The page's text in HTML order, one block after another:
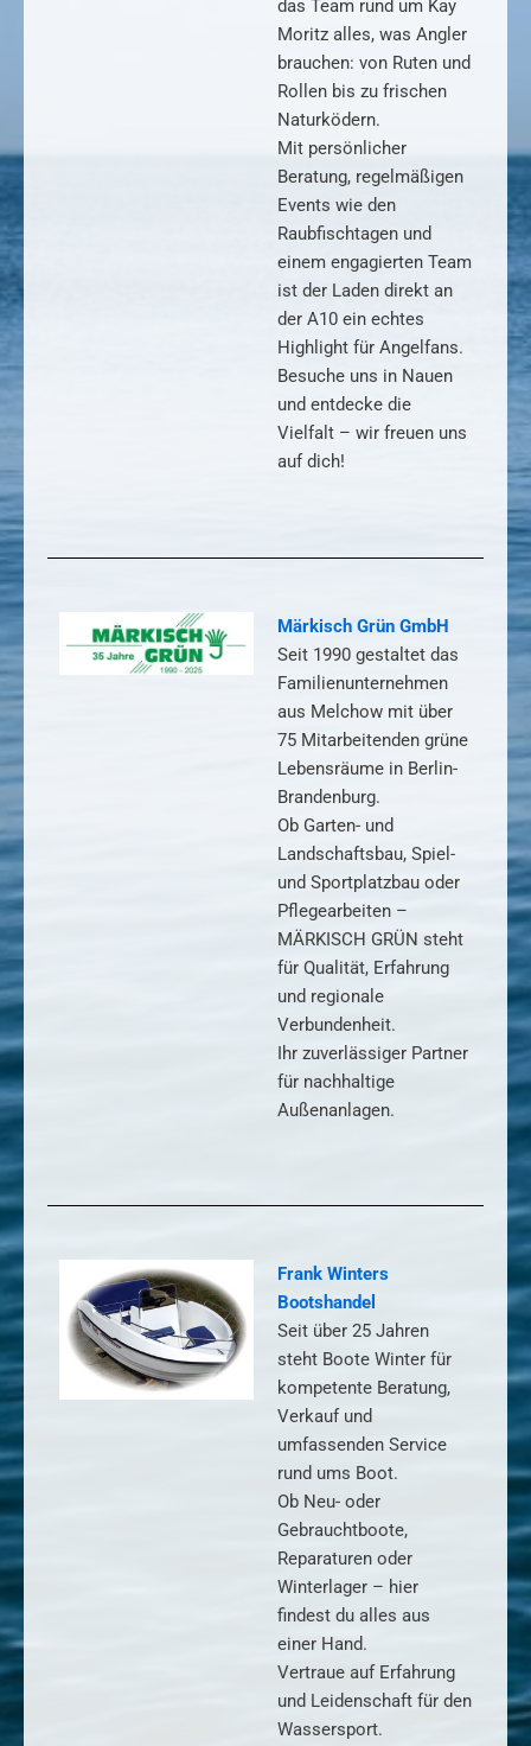
das Team rund um Kay
Moritz alles, was Angler
brauchen: von Ruten und
Rollen bis zu frischen
Naturködern.
Mit persönlicher
Beratung, regelmäßigen
Events wie den
Raubfischtagen und
einem engagierten Team
ist der Laden direkt an
der A10 ein echtes
Highlight für Angelfans.
Besuche uns in Nauen
und entdecke die
Vielfalt – wir freuen uns
auf dich!
Märkisch Grün GmbH
Seit 1990 gestaltet das
Familienunternehmen
aus Melchow mit über
75 Mitarbeitenden grüne
Lebensräume in Berlin-
Brandenburg.
Ob Garten- und
Landschaftsbau, Spiel-
und Sportplatzbau oder
Pflegearbeiten –
MÄRKISCH GRÜN steht
für Qualität, Erfahrung
und regionale
Verbundenheit.
Ihr zuverlässiger Partner
für nachhaltige
Außenanlagen.
Frank Winters
Bootshandel
Seit über 25 Jahren
steht Boote Winter für
kompetente Beratung,
Verkauf und
umfassenden Service
rund ums Boot.
Ob Neu- oder
Gebrauchtboote,
Reparaturen oder
Winterlager – hier
findest du alles aus
einer Hand.
Vertraue auf Erfahrung
und Leidenschaft für den
Wassersport.